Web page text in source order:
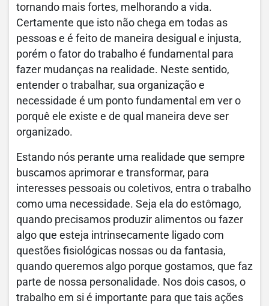
tornando mais fortes, melhorando a vida.
Certamente que isto não chega em todas as
pessoas e é feito de maneira desigual e injusta,
porém o fator do trabalho é fundamental para
fazer mudanças na realidade. Neste sentido,
entender o trabalhar, sua organização e
necessidade é um ponto fundamental em ver o
porquê ele existe e de qual maneira deve ser
organizado.
Estando nós perante uma realidade que sempre
buscamos aprimorar e transformar, para
interesses pessoais ou coletivos, entra o trabalho
como uma necessidade. Seja ela do estômago,
quando precisamos produzir alimentos ou fazer
algo que esteja intrinsecamente ligado com
questões fisiológicas nossas ou da fantasia,
quando queremos algo porque gostamos, que faz
parte de nossa personalidade. Nos dois casos, o
trabalho em si é importante para que tais ações